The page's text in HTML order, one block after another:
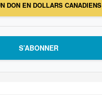
DON EN DOLLARS CANADIENS
S’ABONNER